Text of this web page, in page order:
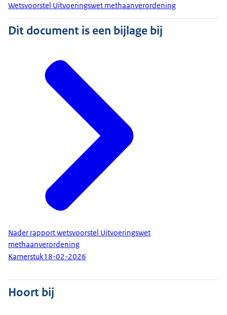
Wetsvoorstel Uitvoeringswet methaanverordening
Dit document is een bijlage bij
Nader rapport wetsvoorstel Uitvoeringswet
methaanverordening
Kamerstuk18-02-2026
Hoort bij